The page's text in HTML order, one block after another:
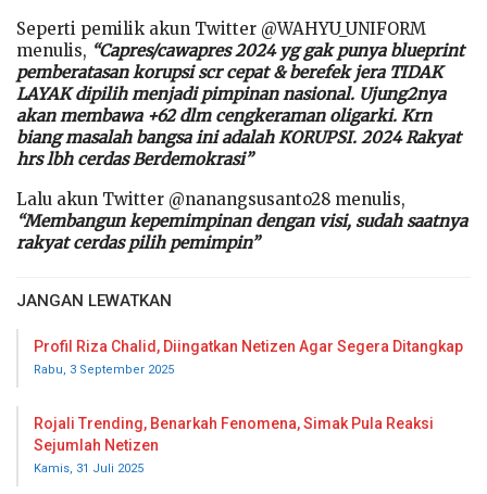
Seperti pemilik akun Twitter @WAHYU_UNIFORM
menulis, “Capres/cawapres 2024 yg gak punya blueprint
pemberatasan korupsi scr cepat & berefek jera TIDAK
LAYAK dipilih menjadi pimpinan nasional. Ujung2nya
akan membawa +62 dlm cengkeraman oligarki. Krn
biang masalah bangsa ini adalah KORUPSI. 2024 Rakyat
hrs lbh cerdas Berdemokrasi”
Lalu akun Twitter @nanangsusanto28 menulis,
“Membangun kepemimpinan dengan visi, sudah saatnya
rakyat cerdas pilih pemimpin”
JANGAN LEWATKAN
Profil Riza Chalid, Diingatkan Netizen Agar Segera Ditangkap
Rabu, 3 September 2025
Rojali Trending, Benarkah Fenomena, Simak Pula Reaksi
Sejumlah Netizen
Kamis, 31 Juli 2025